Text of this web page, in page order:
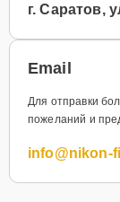
г. Саратов,
Email
Для отправки
пожеланий и
info@nikon-